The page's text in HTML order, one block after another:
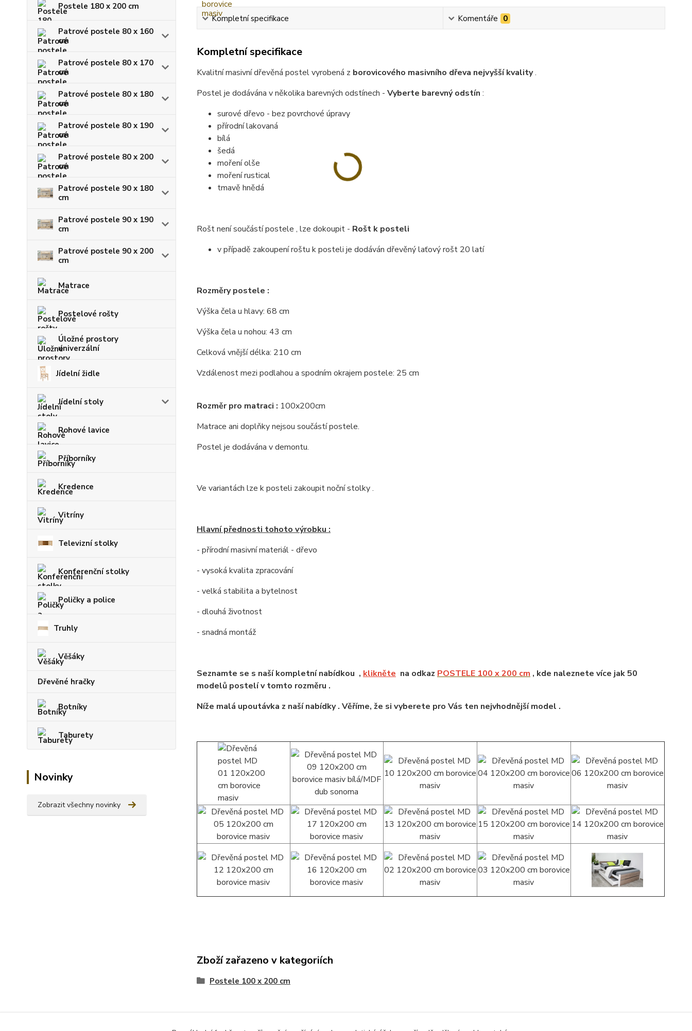
Postele 180 x 200 cm
Patrové postele 80 x 160
cm
Patrové postele 80 x 170
cm
Patrové postele 80 x 180
cm
Patrové postele 80 x 190
cm
Patrové postele 80 x 200
cm
Patrové postele 90 x 180
cm
Patrové postele 90 x 190
cm
Patrové postele 90 x 200
cm
Matrace
Postelové rošty
Úložné prostory
univerzální
Jídelní židle
Jídelní stoly
Rohové lavice
Příborníky
Kredence
Vitríny
Televizní stolky
Konferenční stolky
Poličky a police
Truhly
Věšáky
Dřevěné hračky
Botníky
Taburety
Novinky
Zobrazit všechny novinky
Kompletní specifikace Komentáře 0
Kompletní specifikace
Kvalitní masivní dřevěná postel vyrobená z borovicového masivního dřeva nejvyšší kvality.
Postel je dodávána v několika barevných odstínech - Vyberte barevný odstín :
surové dřevo - bez povrchové úpravy
přírodní lakovaná
bílá
šedá
moření olše
moření rustical
tmavě hnědá
Rošt není součástí postele , lze dokoupit - Rošt k posteli
v případě zakoupení roštu k posteli je dodáván dřevěný laťový rošt 20 latí
Rozměry postele :
Výška čela u hlavy: 68 cm
Výška čela u nohou: 43 cm
Celková vnější délka: 210 cm
Vzdálenost mezi podlahou a spodním okrajem postele: 25 cm
Rozměr pro matraci : 100x200cm
Matrace ani doplňky nejsou součástí postele.
Postel je dodávána v demontu.
Ve variantách lze k posteli zakoupit noční stolky .
Hlavní přednosti tohoto výrobku :
- přírodní masivní materiál - dřevo
- vysoká kvalita zpracování
- velká stabilita a bytelnost
- dlouhá životnost
- snadná montáž
Seznamte se s naší kompletní nabídkou , klikněte na odkaz POSTELE 100 x 200 cm , kde naleznete více jak 50
modelů postelí v tomto rozměru .
Níže malá upoutávka z naší nabídky . Věříme, že si vyberete pro Vás ten nejvhodnější model .
Zboží zařazeno v kategoriích
Postele 100 x 200 cm